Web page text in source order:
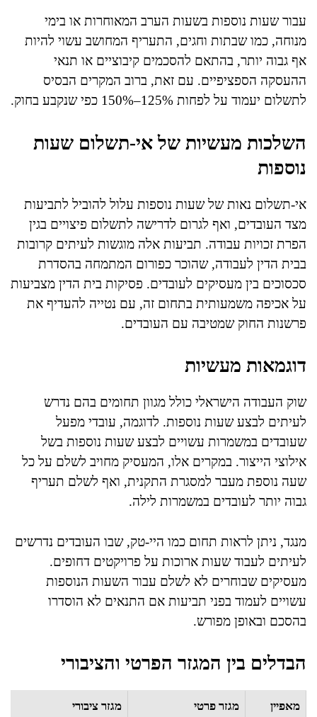
עבור שעות נוספות בשעות הערב המאוחרות או בימי
מנוחה, כמו שבתות וחגים, התעריף המחושב עשוי להיות
אף גבוה יותר, בהתאם להסכמים קיבוציים או תנאי
ההעסקה הספציפיים. עם זאת, ברוב המקרים הבסיס
לתשלום יעמוד על לפחות 125%–150% כפי שנקבע בחוק.
השלכות מעשיות של אי-תשלום שעות
נוספות
אי-תשלום נאות של שעות נוספות עלול להוביל לתביעות
מצד העובדים, ואף לגרום לדרישה לתשלום פיצויים בגין
הפרת זכויות עבודה. תביעות אלה מוגשות לעיתים קרובות
בבית הדין לעבודה, שהוכר כפורום המתמחה בהסדרת
סכסוכים בין מעסיקים לעובדים. פסיקות בית הדין מצביעות
על אכיפה משמעותית בתחום זה, עם נטייה להעדיף את
פרשנות החוק שמטיבה עם העובדים.
דוגמאות מעשיות
שוק העבודה הישראלי כולל מגוון תחומים בהם נדרש
לעיתים לבצע שעות נוספות. לדוגמה, עובדי מפעל
שעובדים במשמרות עשויים לבצע שעות נוספות בשל
אילוצי הייצור. במקרים אלו, המעסיק מחויב לשלם על כל
שעה נוספת מעבר למסגרת התקנית, ואף לשלם תעריף
גבוה יותר לעובדים במשמרות לילה.
מנגד, ניתן לראות תחום כמו היי-טק, שבו העובדים נדרשים
לעיתים לעבוד שעות ארוכות על פרויקטים דחופים.
מעסיקים שבוחרים לא לשלם עבור השעות הנוספות
עשויים לעמוד בפני תביעות אם התנאים לא הוסדרו
בהסכם ובאופן מפורש.
הבדלים בין המגזר הפרטי והציבורי
מאפיין מגזר פרטי מגזר ציבורי